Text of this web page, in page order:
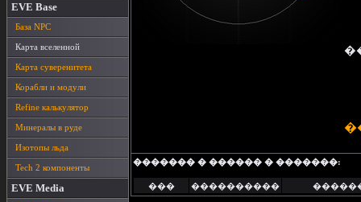
EVE Base
База NPC
Карта вселенной
Карта суверенитета
Корабли и модули
Refine калькулятор
Минералы в руде
Изотопы льда
Tech 2 компоненты
EVE Media
������� � ������ � �������:
��� ����������